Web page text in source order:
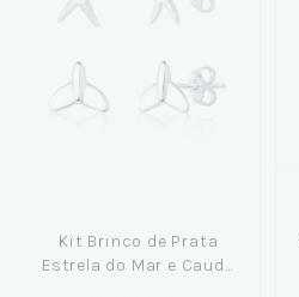
Kit Brinco de Prata
Estrela do Mar e Cauda